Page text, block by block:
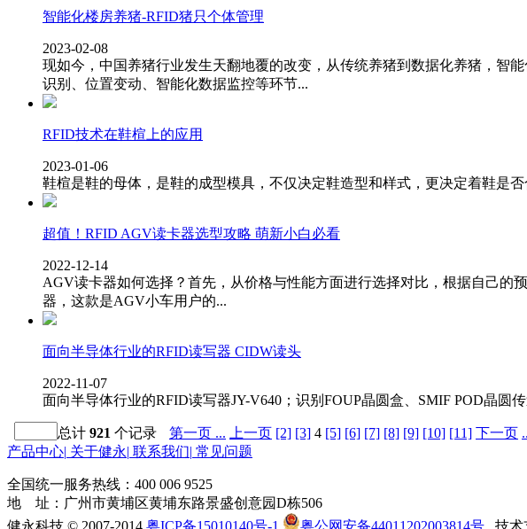
智能化楼房养猪-RFID猪只个体管理
2023-02-08
现如今，中国养猪行业发生天翻地覆的改变，从传统养猪到数据化养猪，智
识别、位置变动、智能化数据监控等环节...
RFID技术在鞋楦上的应用
2023-01-06
鞋楦是鞋的母体，是鞋的成型模具，不仅决定鞋造型和样式，更决定着鞋是
超值！RFID AGV读卡器选型攻略 萌新小白必看
2022-12-14
AGV读卡器如何选择？首先，从价格与性能方面进行选择对比，根据自己的
器，这款是AGV小车用户的...
面向半导体行业的RFID读写器 CIDW读头
2022-11-07
面向半导体行业的RFID读写器JY-V640；识别FOUP晶圆盒、SMIF POD晶圆
总计 921 个记录 第一页 ... 上一页 [2] [3] 4 [5] [6] [7] [8] [9] [10] [11] 下一页
产品中心| 关于健永| 联系我们| 常见问题
全国统一服务热线： 400 006 9525
地 址：广州市黄埔区黄埔东路景盛创意园D栋506